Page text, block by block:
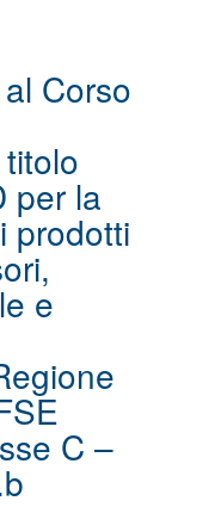
Corso
per la
prodotti
e
C –